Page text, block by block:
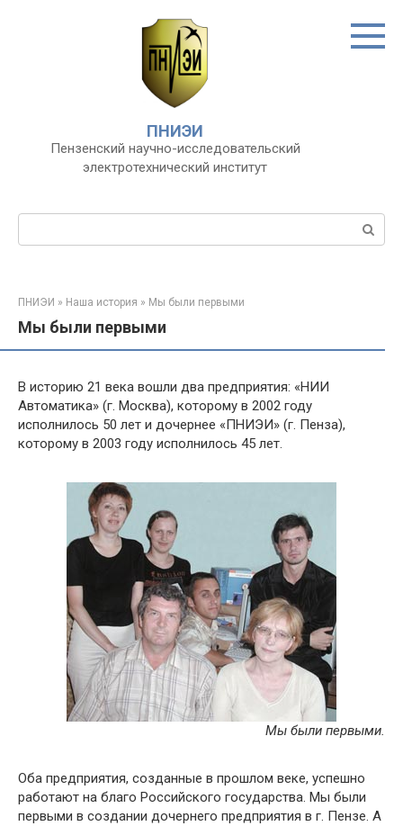
ПНИЭИ
Пензенский научно-исследовательский
электротехнический институт
Поиск:
ПНИЭИ » Наша история » Мы были первыми
Мы были первыми
В историю 21 века вошли два предприятия: «НИИ
Автоматика» (г. Москва), которому в 2002 году
исполнилось 50 лет и дочернее «ПНИЭИ» (г. Пенза),
которому в 2003 году исполнилось 45 лет.
Мы были первыми.
Оба предприятия, созданные в прошлом веке, успешно
работают на благо Российского государства. Мы были
первыми в создании дочернего предприятия в г. Пензе. А